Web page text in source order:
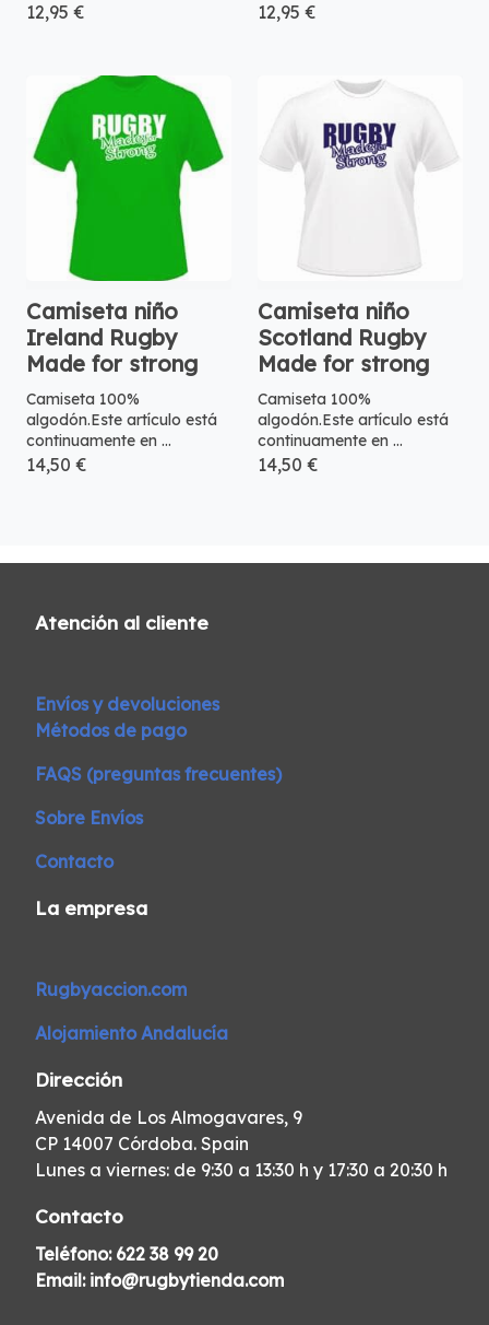
12,95 € 12,95 €
Camiseta niño
Ireland Rugby
Made for strong
Camiseta 100%
algodón.Este artículo está
continuamente en ...
14,50 €
Camiseta niño
Scotland Rugby
Made for strong
Camiseta 100%
algodón.Este artículo está
continuamente en ...
14,50 €
Atención al cliente
Envíos y devoluciones
Métodos de pago
FAQS (preguntas frecuentes)
Sobre Envíos
Contacto
La empresa
Rugbyaccion.com
Alojamiento Andalucía
Dirección
Avenida de Los Almogavares, 9
CP 14007 Córdoba. Spain
Lunes a viernes: de 9:30 a 13:30 h y 17:30 a 20:30 h
Contacto
Teléfono: 622 38 99 20
Email: info@rugbytienda.com